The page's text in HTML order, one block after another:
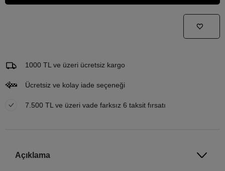
Email Adresi
1000 TL ve üzeri ücretsiz kargo
Ücretsiz ve kolay iade seçeneği
7.500 TL ve üzeri vade farksız 6 taksit fırsatı
Açıklama